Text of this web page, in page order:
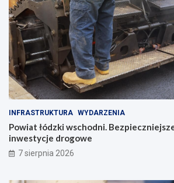
INFRASTRUKTURA WYDARZENIA
Powiat łódzki wschodni.
inwestycje drogowe
7 sierpnia 2026